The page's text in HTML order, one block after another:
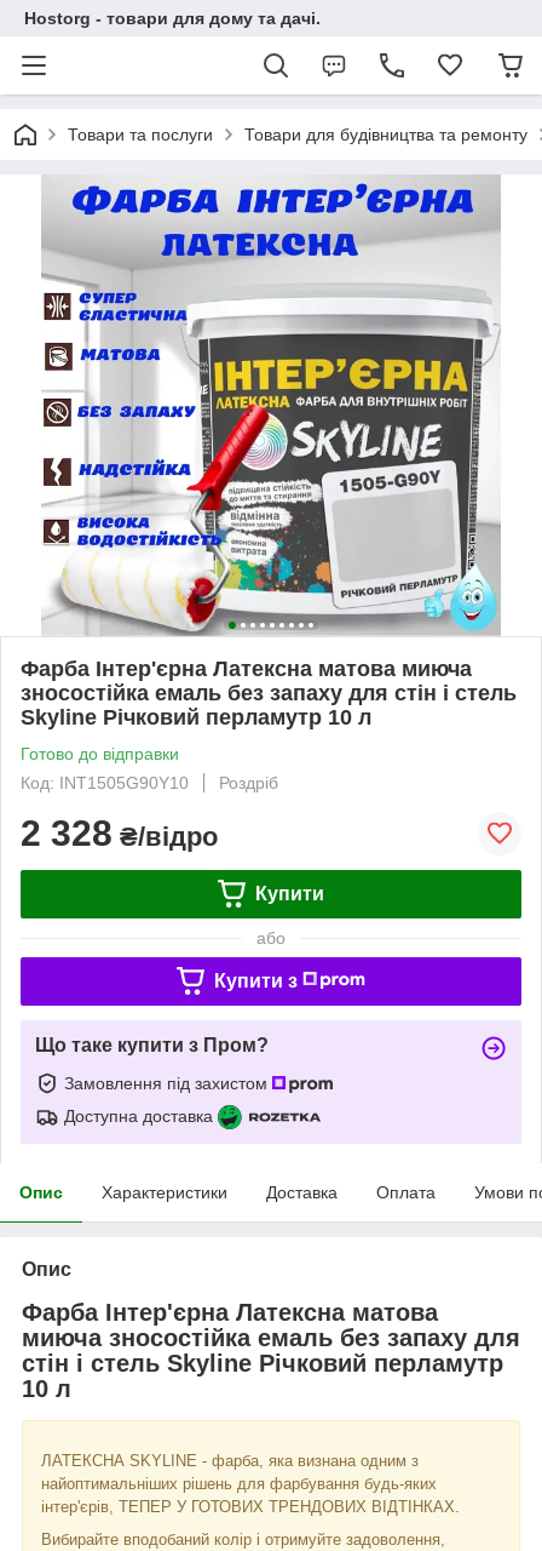
Hostorg - товари для дому та дачі.
Товари та послуги Товари для будівництва та ремонту
Фарба Інтер'єрна Латексна матова миюча
зносостійка емаль без запаху для стін і стель
Skyline Річковий перламутр 10 л
Готово до відправки
Код: INT1505G90Y10
Роздріб
2 328 ₴/відро
Купити
або
Купити з
Що таке купити з Пром?
Замовлення під захистом
Доступна доставка
Опис Характеристики Доставка Оплата Умови
Опис
Фарба Інтер'єрна Латексна матова
миюча зносостійка емаль без запаху для
стін і стель Skyline Річковий перламутр
10 л
ЛАТЕКСНА SKYLINE - фарба, яка визнана одним з
найоптимальніших рішень для фарбування будь-яких
інтер'єрів, ТЕПЕР У ГОТОВИХ ТРЕНДОВИХ ВІДТІНКАХ.
Вибирайте вподобаний колір і отримуйте задоволення,